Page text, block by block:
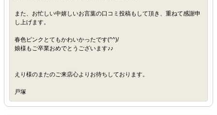
また、お忙しい中嬉しいお言葉の口コミ投稿もして頂き、重ねて感謝申
し上げます。
春色ピンクとてもかわいかったです(^^)/
娘様もご卒業おめでとうございます♪♪
えり様のまたのご来店心よりお待ちしております。
戸塚